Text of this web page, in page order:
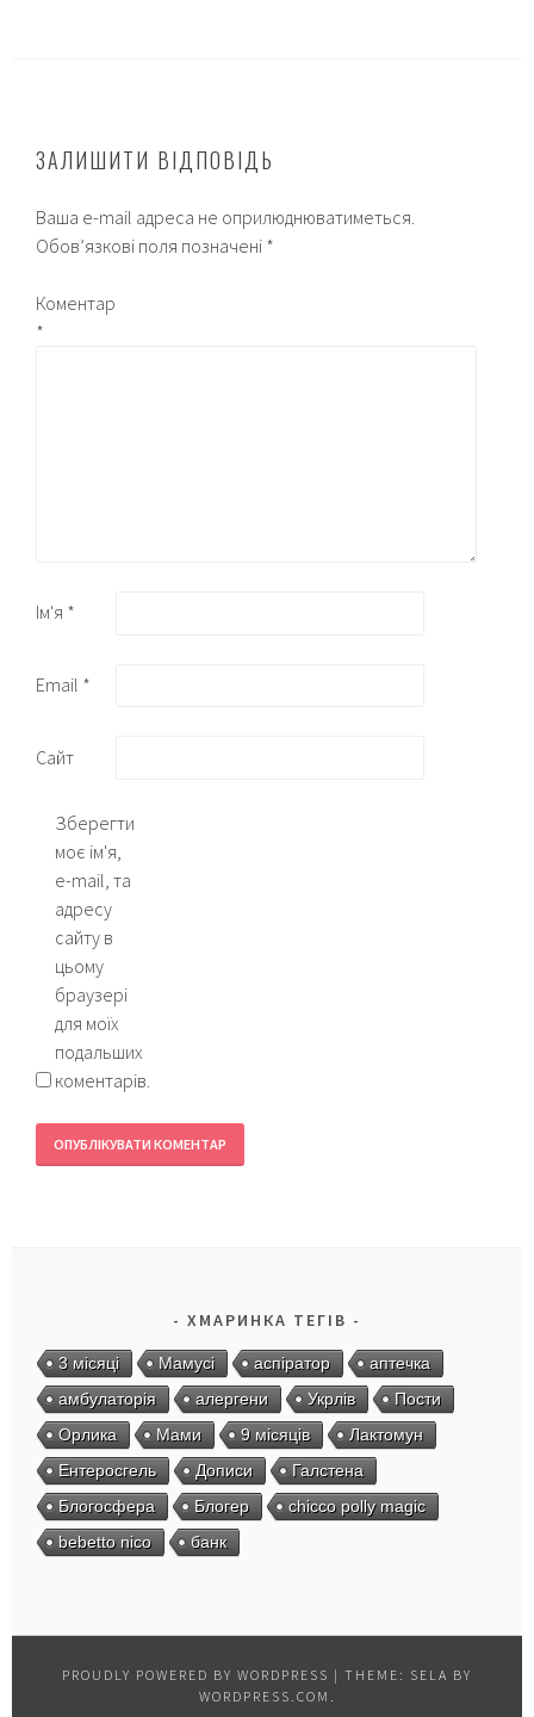
ЗАЛИШИТИ ВІДПОВІДЬ
Ваша e-mail адреса не оприлюднюватиметься.
Обов’язкові поля позначені *
Коментар
*
Ім'я *
Email *
Сайт
Зберегти
моє ім'я,
e-mail, та
адресу
сайту в
цьому
браузері
для моїх
подальших
коментарів.
ХМАРИНКА ТЕГІВ
3 місяці Мамусі аспіратор
аптечка
амбулаторія
алергени Укрлів
Пости
Орлика
Мами 9 місяців
Лактомун
Ентеросгель
Дописи
Галстена
Блогосфера
Блогер
chicco polly magic
bebetto nico
банк
PROUDLY POWERED BY WORDPRESS | THEME: SELA BY
WORDPRESS.COM .